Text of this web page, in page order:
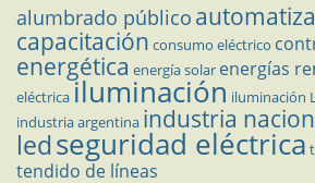
alumbrado público
capacitación consumo eléctrico
energética energía solar energías
eléctricailuminación iluminación
industria argentina industria
ledseguridad eléctrica
tendido de líneas